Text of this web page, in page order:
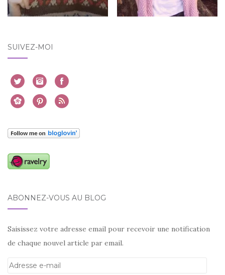
SUIVEZ-MOI
ABONNEZ-VOUS AU BLOG
Saisissez votre adresse email pour recevoir une notification
de chaque nouvel article par email.
Adresse